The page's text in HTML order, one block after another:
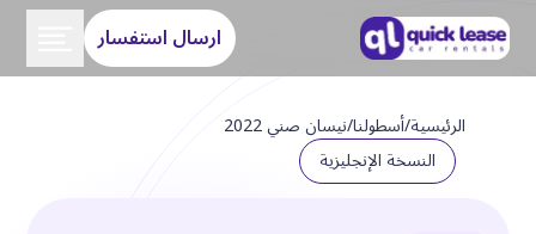
ارسال استفسار
الرئيسية/أسطولنا/نيسان صني 2022
النسخة الإنجليزية